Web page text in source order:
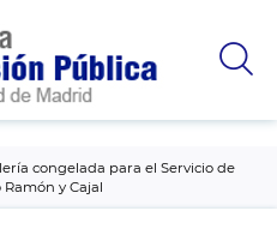
congelada para el Servicio de
y Cajal